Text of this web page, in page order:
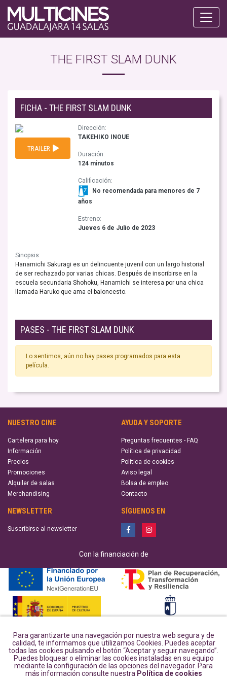
Para garantizarte una navegación por nuestra web segura y de
calidad, te informamos que utilizamos Cookies. Puedes aceptar
todas las cookies pulsando el botón “Aceptar y seguir navegando”.
Puedes bloquear o eliminar las cookies instaladas en su equipo
mediante la configuración de las opciones del navegador. Para
más información consulte nuestra Política de cookies
THE FIRST SLAM DUNK
FICHA - THE FIRST SLAM DUNK
TRAILER
Dirección:
TAKEHIKO INOUE
Duración:
124 minutos
Calificación:
No recomendada para menores de 7
años
Estreno:
Jueves 6 de Julio de 2023
Sinopsis:
Hanamichi Sakuragi es un delincuente juvenil con un largo historial
de ser rechazado por varias chicas. Después de inscribirse en la
escuela secundaria Shohoku, Hanamichi se interesa por una chica
llamada Haruko que ama el baloncesto.
PASES - THE FIRST SLAM DUNK
Lo sentimos, aún no hay pases programados para esta
película.
NUESTRO CINE
Cartelera para hoy
Información
Precios
Promociones
Alquiler de salas
Merchandising
AYUDA Y SOPORTE
Preguntas frecuentes - FAQ
Política de privacidad
Política de cookies
Aviso legal
Bolsa de empleo
Contacto
NEWSLETTER
Suscribirse al newsletter
SÍGUENOS EN
Con la financiación de